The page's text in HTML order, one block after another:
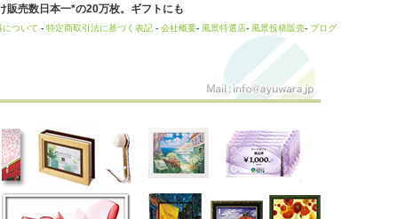
販売数日本一*の20万枚。ギフトにも
について - 特定商取引法に基づく表記 - 会社概要- 風景特選店- 風景投稿販売- ブログ